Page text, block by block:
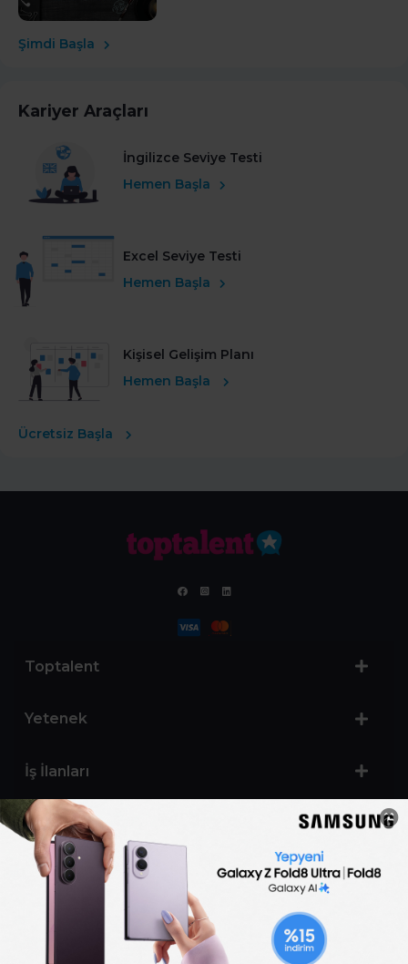
Şimdi Başla
Kariyer Araçları
İngilizce Seviye Testi
Hemen Başla
Excel Seviye Testi
Hemen Başla
Kişisel Gelişim Planı
Hemen Başla
Ücretsiz Başla
Toptalent
Yetenek
İş İlanları
Sertifika Programları
Yetenek Testleri